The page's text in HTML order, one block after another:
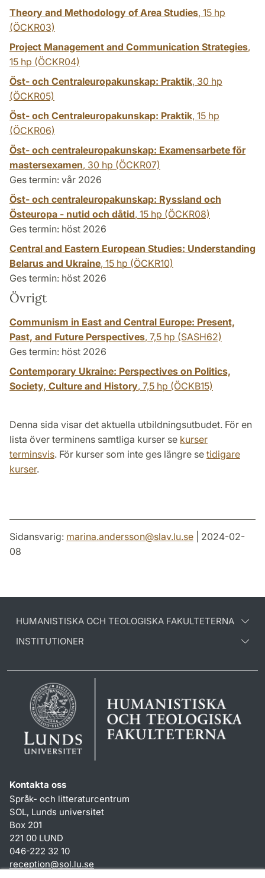
Theory and Methodology of Area Studies, 15 hp
(ÖCKR03)
Project Management and Communication Strategies,
15 hp (ÖCKR04)
Öst- och Centraleuropakunskap: Praktik, 30 hp
(ÖCKR05)
Öst- och Centraleuropakunskap: Praktik, 15 hp
(ÖCKR06)
Öst- och centraleuropakunskap: Examensarbete för
mastersexamen, 30 hp (ÖCKR07)
Ges termin: vår 2026
Öst- och centraleuropakunskap: Ryssland och
Östeuropa - nutid och dåtid, 15 hp (ÖCKR08)
Ges termin: höst 2026
Central and Eastern European Studies: Understanding
Belarus and Ukraine, 15 hp (ÖCKR10)
Ges termin: höst 2026
Övrigt
Communism in East and Central Europe: Present,
Past, and Future Perspectives, 7,5 hp (SASH62)
Ges termin: höst 2026
Contemporary Ukraine: Perspectives on Politics,
Society, Culture and History, 7,5 hp (ÖCKB15)
Denna sida visar det aktuella utbildningsutbudet. För en
lista över terminens samtliga kurser se kurser
terminsvis. För kurser som inte ges längre se tidigare
kurser.
Sidansvarig: marina.andersson@slav.lu.se | 2024-02-
08
HUMANISTISKA OCH TEOLOGISKA FAKULTETERNA
INSTITUTIONER
Kontakta oss
Språk- och litteraturcentrum
SOL, Lunds universitet
Box 201
221 00 LUND
046-222 32 10
reception@sol.lu.se